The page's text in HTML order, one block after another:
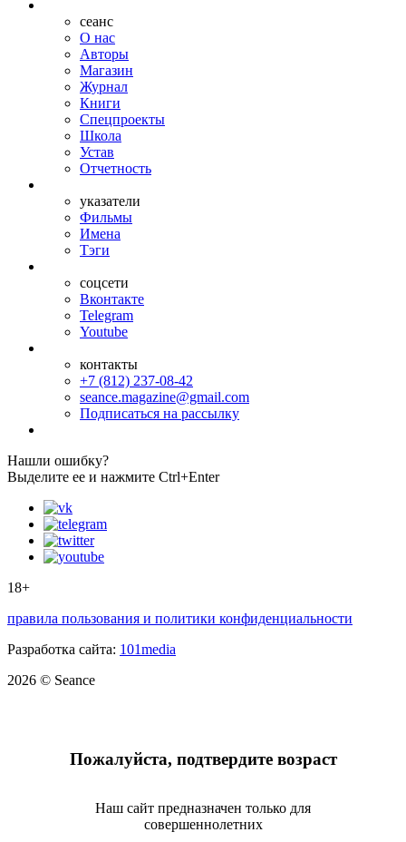
сеанс
О нас
Авторы
Магазин
Журнал
Книги
Спецпроекты
Школа
Устав
Отчетность
указатели
Фильмы
Имена
Тэги
соцсети
Вконтакте
Telegram
Youtube
контакты
+7 (812) 237-08-42
seance.magazine@gmail.com
Подписаться на рассылку
Нашли ошибку?
Выделите ее и нажмите Ctrl+Enter
18+
правила пользования и политики конфиденциальности
Разработка сайта: 101media
2026 © Seance
Пожалуйста, подтвердите возраст
Наш сайт предназначен только для
совершеннолетних